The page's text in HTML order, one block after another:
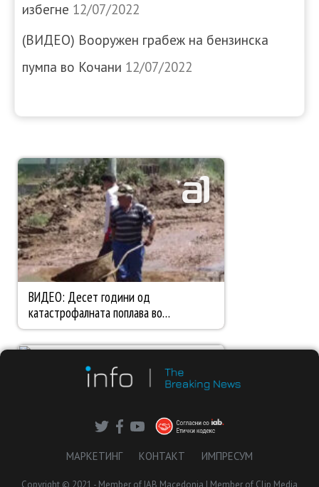
избегне 12/07/2022
(ВИДЕО) Вооружен грабеж на бензинска
пумпа во Кочани 12/07/2022
МАРКЕТИНГ КОНТАКТ ИМПРЕСУМ
Copyright © 2021 - Member of IAB Macedonia | Member of Clip Media